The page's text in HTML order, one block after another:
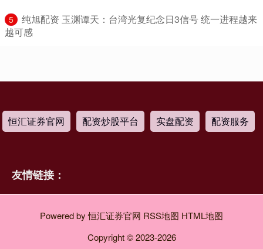
5
​纯旭配资 玉渊谭天：台湾光复纪念日3信号 统一进程越来
越可感
恒汇证券官网 配资炒股平台 实盘配资 配资服务
友情链接：
Powered by恒汇证券官网 RSS地图 HTML地图
Copyright© 2023-2026